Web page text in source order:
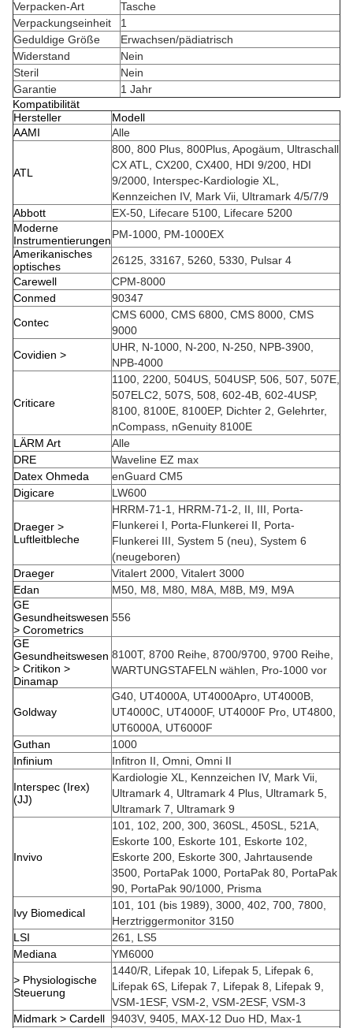
Verpacken-Art
Tasche
Verpackungseinheit
1
Geduldige Größe
Erwachsen/pädiatrisch
Widerstand
Nein
Steril
Nein
Garantie
1 Jahr
Kompatibilität
Hersteller
Modell
AAMI
Alle
ATL
800, 800 Plus, 800Plus, Apogäum, Ultraschall
CX ATL, CX200, CX400, HDI 9/200, HDI
9/2000, Interspec-Kardiologie XL,
Kennzeichen IV, Mark Vii, Ultramark 4/5/7/9
Abbott
EX-50, Lifecare 5100, Lifecare 5200
Moderne
InstrumentierungenPM-1000, PM-1000EX
Amerikanisches
optisches
26125, 33167, 5260, 5330, Pulsar 4
Carewell
CPM-8000
Conmed
90347
Contec
CMS 6000, CMS 6800, CMS 8000, CMS
9000
Covidien >
UHR, N-1000, N-200, N-250, NPB-3900,
NPB-4000
Criticare
1100, 2200, 504US, 504USP, 506, 507, 507E,
507ELC2, 507S, 508, 602-4B, 602-4USP,
8100, 8100E, 8100EP, Dichter 2, Gelehrter,
nCompass, nGenuity 8100E
LÄRM Art
Alle
DRE
Waveline EZ max
Datex Ohmeda
enGuard CM5
Digicare
LW600
Draeger >
Luftleitbleche
HRRM-71-1, HRRM-71-2, II, III, Porta-
Flunkerei I, Porta-Flunkerei II, Porta-
Flunkerei III, System 5 (neu), System 6
(neugeboren)
Draeger
Vitalert 2000, Vitalert 3000
Edan
M50, M8, M80, M8A, M8B, M9, M9A
GE
Gesundheitswesen
> Corometrics
556
GE
Gesundheitswesen
> Critikon >
Dinamap
8100T, 8700 Reihe, 8700/9700, 9700 Reihe,
WARTUNGSTAFELN wählen, Pro-1000 vor
Goldway
G40, UT4000A, UT4000Apro, UT4000B,
UT4000C, UT4000F, UT4000F Pro, UT4800,
UT6000A, UT6000F
Guthan
1000
Infinium
Infitron II, Omni, Omni II
Interspec (Irex)
(JJ)
Kardiologie XL, Kennzeichen IV, Mark Vii,
Ultramark 4, Ultramark 4 Plus, Ultramark 5,
Ultramark 7, Ultramark 9
Invivo
101, 102, 200, 300, 360SL, 450SL, 521A,
Eskorte 100, Eskorte 101, Eskorte 102,
Eskorte 200, Eskorte 300, Jahrtausende
3500, PortaPak 1000, PortaPak 80, PortaPak
90, PortaPak 90/1000, Prisma
Ivy Biomedical
101, 101 (bis 1989), 3000, 402, 700, 7800,
Herztriggermonitor 3150
LSI
261, LS5
Mediana
YM6000
> Physiologische
Steuerung
1440/R, Lifepak 10, Lifepak 5, Lifepak 6,
Lifepak 6S, Lifepak 7, Lifepak 8, Lifepak 9,
VSM-1ESF, VSM-2, VSM-2ESF, VSM-3
Midmark > Cardell 9403V, 9405, MAX-12 Duo HD, Max-1